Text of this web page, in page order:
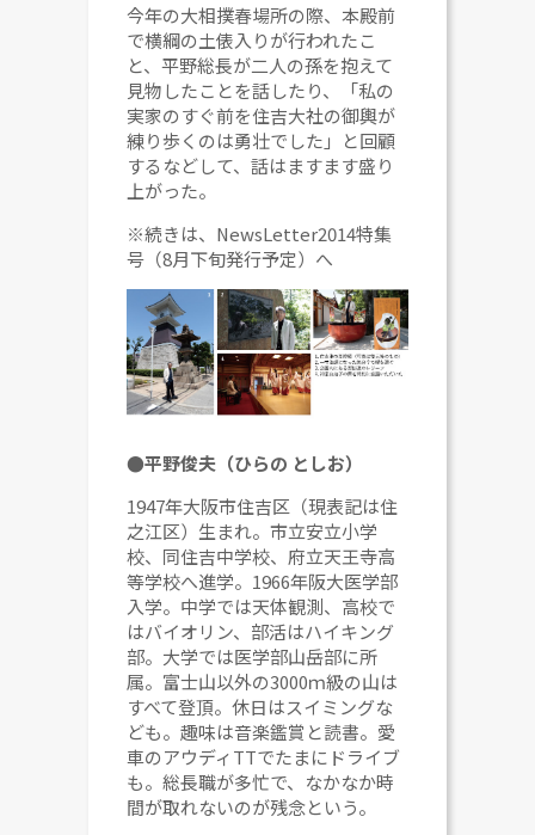
今年の大相撲春場所の際、本殿前
で横綱の土俵入りが行われたこ
と、平野総長が二人の孫を抱えて
見物したことを話したり、「私の
実家のすぐ前を住吉大社の御輿が
練り歩くのは勇壮でした」と回顧
するなどして、話はますます盛り
上がった。
※続きは、NewsLetter2014特集
号（8月下旬発行予定）へ
●平野俊夫（ひらの としお）
1947年大阪市住吉区（現表記は住
之江区）生まれ。市立安立小学
校、同住吉中学校、府立天王寺高
等学校へ進学。1966年阪大医学部
入学。中学では天体観測、高校で
はバイオリン、部活はハイキング
部。大学では医学部山岳部に所
属。富士山以外の3000ｍ級の山は
すべて登頂。休日はスイミングな
ども。趣味は音楽鑑賞と読書。愛
車のアウディTTでたまにドライブ
も。総長職が多忙で、なかなか時
間が取れないのが残念という。